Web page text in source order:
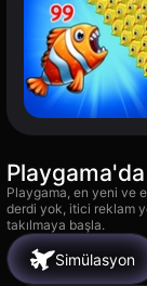
Playgama, en yeni ve
derdi yok, itici reklam
takılmaya başla.
Simülasyon